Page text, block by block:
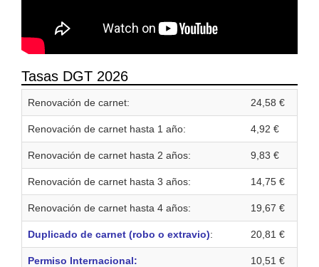
Tasas DGT 2026
Renovación de carnet: 24,58 €
Renovación de carnet hasta 1 año: 4,92 €
Renovación de carnet hasta 2 años: 9,83 €
Renovación de carnet hasta 3 años: 14,75 €
Renovación de carnet hasta 4 años: 19,67 €
Duplicado de carnet (robo o extravio): 20,81 €
Permiso Internacional: 10,51 €